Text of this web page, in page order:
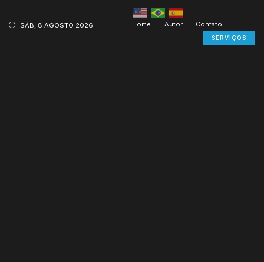
SÁB, 8 AGOSTO 2026 Home Autor Contato
SERVIÇOS